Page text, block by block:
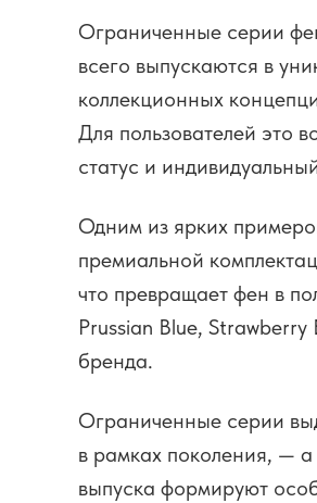
Ограниченные серии
всего выпускаются в
коллекционных
Для пользователей это
статус и
Одним из ярких
премиальной
что превращает фен в
Prussian Blue,
бренда.
Ограниченные серии
в рамках поколения, —
выпуска формируют